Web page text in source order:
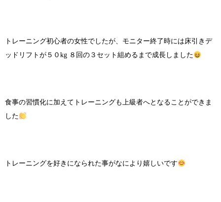
トレーニング初心者の女性でしたが、モニター終了時には床引きデ
ッドリフトが５０kg ８回の３セット組めるまで成長しました
食事の習慣化に加えてトレーニングも上級者へとなることができま
した
トレーニングを好きになられた事がなにより嬉しいです